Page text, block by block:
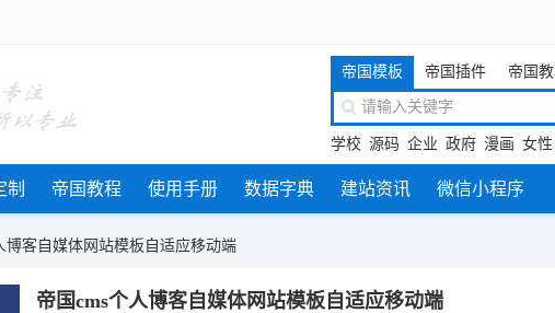
帝国模板 帝国插件 帝国
学校 源码 企业 政府 漫画 女性
制 帝国教程 使用手册 数据字典 建站资讯 微信小程序
博客自媒体网站模板自适应移动端
帝国cms个人博客自媒体网站模板自适应移动端